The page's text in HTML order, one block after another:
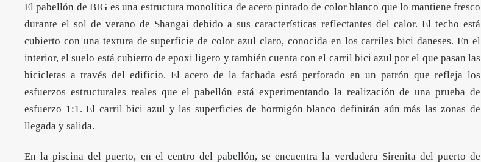
El pabellón deBIG es una estructura monolítica de acero pintado de color blanco que lo mantiene fresco
durante el sol de verano de Shangai debido a sus características reflectantes del calor. El techo está
cubierto con una textura de superficie de color azul claro, conocida en los carriles bici daneses. En el
interior, el suelo está cubierto de epoxi ligero y también cuenta con el carril bici azul por el que pasan las
bicicletas a través del edificio. El acero de la fachada está perforado en un patrón que refleja los
esfuerzos estructurales reales que el pabellón está experimentando la realización de una prueba de
esfuerzo 1:1. El carril bici azul y las superficies de hormigón blanco definirán aún más las zonas de
llegada y salida.
En la piscina del puerto, en el centro del pabellón, se encuentra la verdadera Sirenita del puerto de